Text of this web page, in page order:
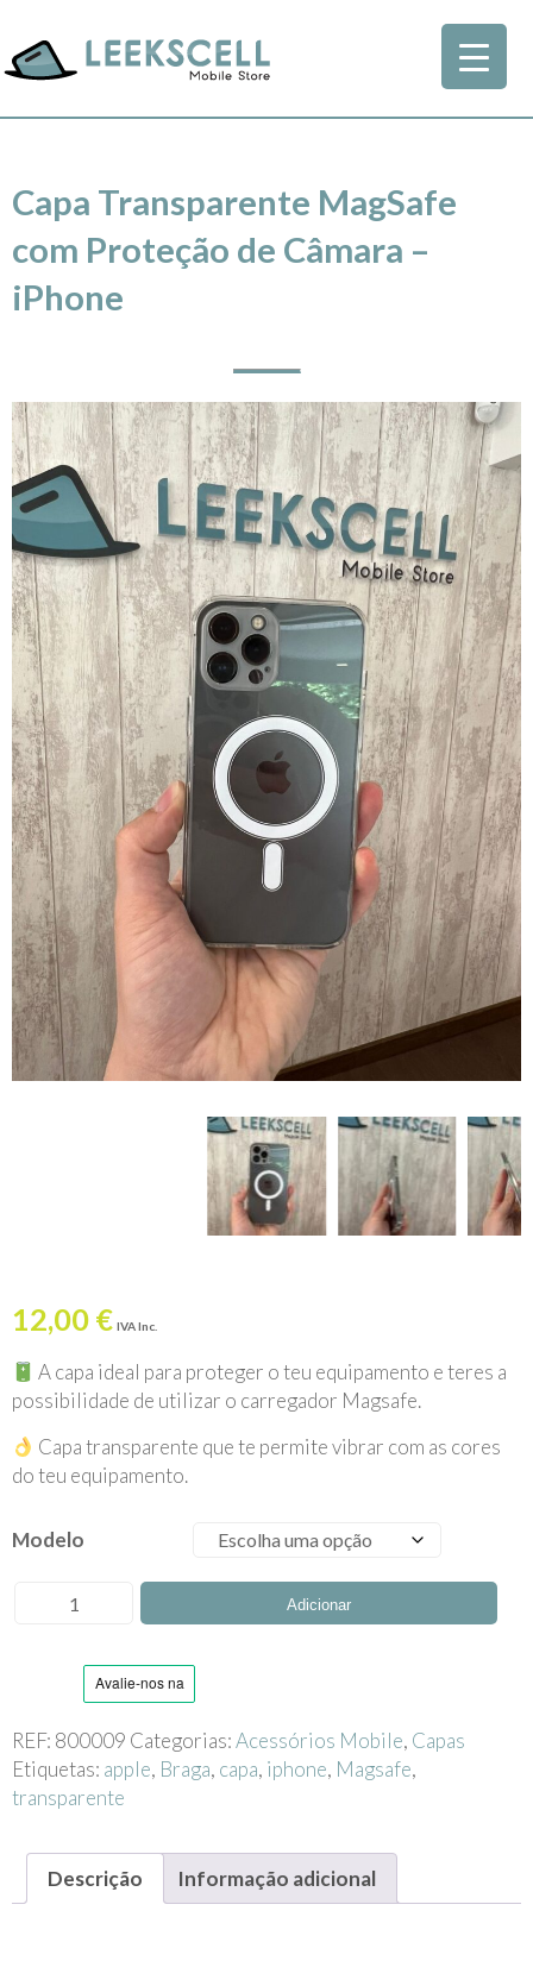
Capa Transparente MagSafe
com Proteção de Câmara –
iPhone
12,00 € IVA Inc.
A capa ideal para proteger o teu equipamento e teres a
possibilidade de utilizar o carregador Magsafe.
Capa transparente que te permite vibrar com as cores
do teu equipamento.
Modelo
Quantidade
Transparente
MagSafe
com
Proteção
de
iPhone
Adicionar
REF: 800009 Categorias:Acessórios Mobile, Capas
Etiquetas: apple, Braga, capa, iphone, Magsafe,
transparente
Descrição Informação adicional